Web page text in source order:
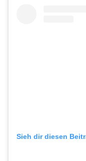
Sieh dir diesen